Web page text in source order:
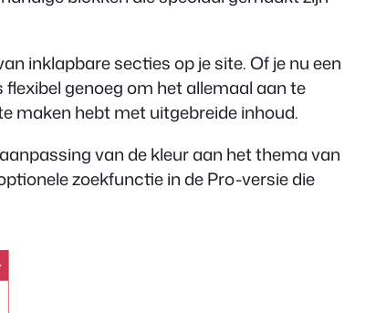
inklapbare secties op je site. Of je nu een
genoeg om het allemaal aan te
maken hebt met uitgebreide inhoud.
van de kleur aan het thema van
zoekfunctie in de Pro-versie die